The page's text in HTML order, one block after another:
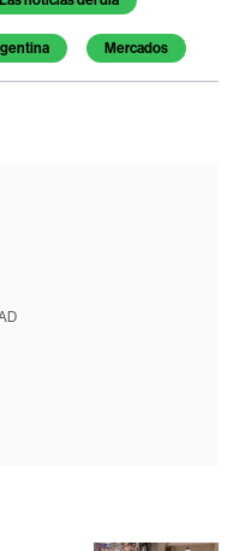
Mercados